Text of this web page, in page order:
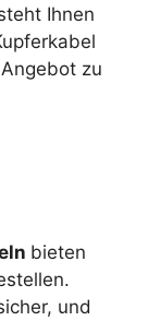
Ihnen
zu
bieten
und